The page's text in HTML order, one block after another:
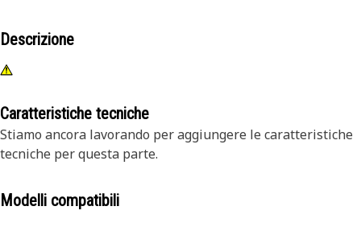
Descrizione
Caratteristiche tecniche
Stiamo ancora lavorando per aggiungere le caratteristiche
tecniche per questa parte.
Modelli compatibili